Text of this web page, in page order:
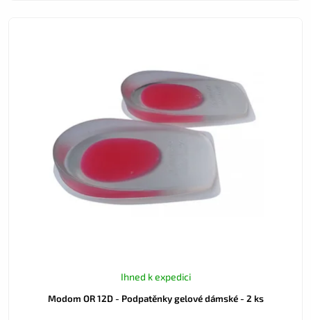
Modom OR 12D - Podpatěnky gelové dámské - 2 ks
Ihned k expedici